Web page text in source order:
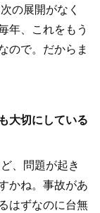
の展開がなく
年、これをもう
ので。だからま
大切にしている
、問題が起き
かね。事故があ
はずなのに台無